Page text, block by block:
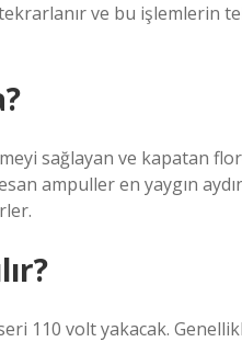
ve bu işlemlerin
sağlayan ve kapatan
ampuller en yaygın
110 volt yakacak.